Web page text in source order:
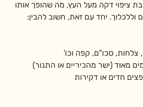
ציפוי דקה מעל העץ, מה שהופך אותו
וללכלוך. יחד עם זאת, חשוב להבין:
צלחות, סכו"ם, קפה וכו'
מאוד (ישר מהכיריים או התנור)
חדים או דקירות